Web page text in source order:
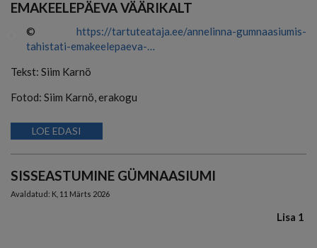
EMAKEELEPÄEVA VÄÄRIKALT
© https://tartuteataja.ee/annelinna-gumnaasiumis-
tahistati-emakeelepaeva-…
Tekst: Siim Karnö
Fotod: Siim Karnö, erakogu
LOE EDASI
SISSEASTUMINE GÜMNAASIUMI
Avaldatud: K, 11 Märts 2026
Lisa 1